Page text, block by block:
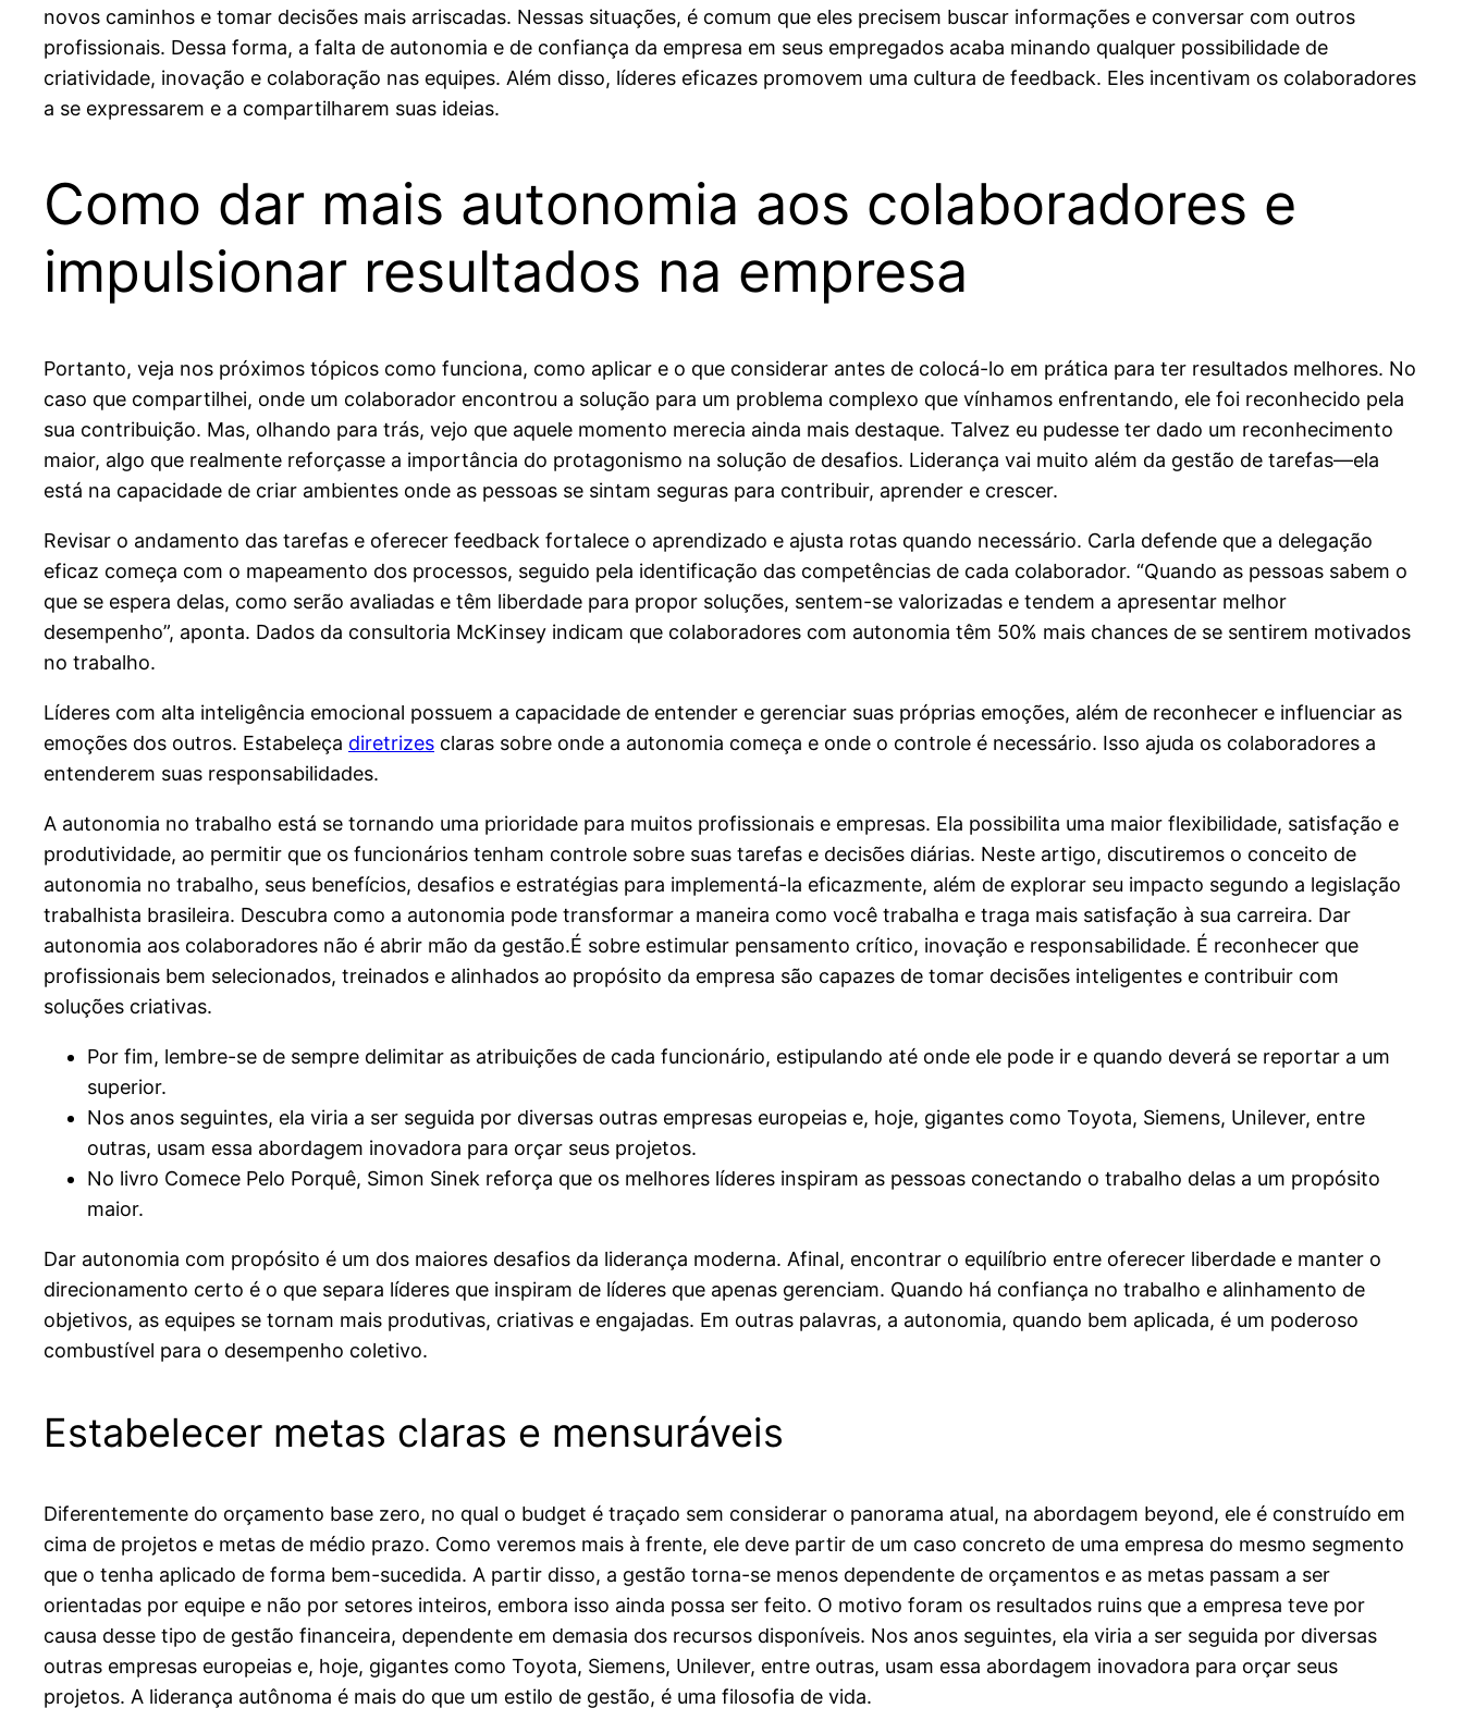
novos caminhos e tomar decisões mais arriscadas. Nessas situações, é comum que eles precisem buscar informações e conversar com outros
profissionais. Dessa forma, a falta de autonomia e de confiança da empresa em seus empregados acaba minando qualquer possibilidade de
criatividade, inovação e colaboração nas equipes. Além disso, líderes eficazes promovem uma cultura de feedback. Eles incentivam os colaboradores
a se expressarem e a compartilharem suas ideias.
Como dar mais autonomia aos colaboradores e
impulsionar resultados na empresa
Portanto, veja nos próximos tópicos como funciona, como aplicar e o que considerar antes de colocá-lo em prática para ter resultados melhores. No
caso que compartilhei, onde um colaborador encontrou a solução para um problema complexo que vínhamos enfrentando, ele foi reconhecido pela
sua contribuição. Mas, olhando para trás, vejo que aquele momento merecia ainda mais destaque. Talvez eu pudesse ter dado um reconhecimento
maior, algo que realmente reforçasse a importância do protagonismo na solução de desafios. Liderança vai muito além da gestão de tarefas—ela
está na capacidade de criar ambientes onde as pessoas se sintam seguras para contribuir, aprender e crescer.
Revisar o andamento das tarefas e oferecer feedback fortalece o aprendizado e ajusta rotas quando necessário. Carla defende que a delegação
eficaz começa com o mapeamento dos processos, seguido pela identificação das competências de cada colaborador. “Quando as pessoas sabem o
que se espera delas, como serão avaliadas e têm liberdade para propor soluções, sentem-se valorizadas e tendem a apresentar melhor
desempenho”, aponta. Dados da consultoria McKinsey indicam que colaboradores com autonomia têm 50% mais chances de se sentirem motivados
no trabalho.
Líderes com alta inteligência emocional possuem a capacidade de entender e gerenciar suas próprias emoções, além de reconhecer e influenciar as
emoções dos outros. Estabeleça diretrizes claras sobre onde a autonomia começa e onde o controle é necessário. Isso ajuda os colaboradores a
entenderem suas responsabilidades.
A autonomia no trabalho está se tornando uma prioridade para muitos profissionais e empresas. Ela possibilita uma maior flexibilidade, satisfação e
produtividade, ao permitir que os funcionários tenham controle sobre suas tarefas e decisões diárias. Neste artigo, discutiremos o conceito de
autonomia no trabalho, seus benefícios, desafios e estratégias para implementá-la eficazmente, além de explorar seu impacto segundo a legislação
trabalhista brasileira. Descubra como a autonomia pode transformar a maneira como você trabalha e traga mais satisfação à sua carreira. Dar
autonomia aos colaboradores não é abrir mão da gestão.É sobre estimular pensamento crítico, inovação e responsabilidade. É reconhecer que
profissionais bem selecionados, treinados e alinhados ao propósito da empresa são capazes de tomar decisões inteligentes e contribuir com
soluções criativas.
Por fim, lembre-se de sempre delimitar as atribuições de cada funcionário, estipulando até onde ele pode ir e quando deverá se reportar a um
superior.
Nos anos seguintes, ela viria a ser seguida por diversas outras empresas europeias e, hoje, gigantes como Toyota, Siemens, Unilever, entre
outras, usam essa abordagem inovadora para orçar seus projetos.
No livro Comece Pelo Porquê, Simon Sinek reforça que os melhores líderes inspiram as pessoas conectando o trabalho delas a um propósito
maior.
Dar autonomia com propósito é um dos maiores desafios da liderança moderna. Afinal, encontrar o equilíbrio entre oferecer liberdade e manter o
direcionamento certo é o que separa líderes que inspiram de líderes que apenas gerenciam. Quando há confiança no trabalho e alinhamento de
objetivos, as equipes se tornam mais produtivas, criativas e engajadas. Em outras palavras, a autonomia, quando bem aplicada, é um poderoso
combustível para o desempenho coletivo.
Estabelecer metas claras e mensuráveis
Diferentemente do orçamento base zero, no qual o budget é traçado sem considerar o panorama atual, na abordagem beyond, ele é construído em
cima de projetos e metas de médio prazo. Como veremos mais à frente, ele deve partir de um caso concreto de uma empresa do mesmo segmento
que o tenha aplicado de forma bem-sucedida. A partir disso, a gestão torna-se menos dependente de orçamentos e as metas passam a ser
orientadas por equipe e não por setores inteiros, embora isso ainda possa ser feito. O motivo foram os resultados ruins que a empresa teve por
causa desse tipo de gestão financeira, dependente em demasia dos recursos disponíveis. Nos anos seguintes, ela viria a ser seguida por diversas
outras empresas europeias e, hoje, gigantes como Toyota, Siemens, Unilever, entre outras, usam essa abordagem inovadora para orçar seus
projetos. A liderança autônoma é mais do que um estilo de gestão, é uma filosofia de vida.